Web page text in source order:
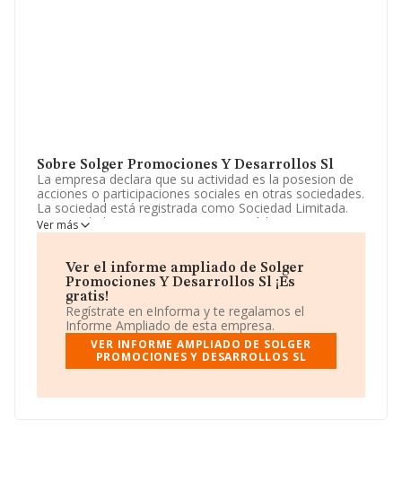
Sobre Solger Promociones Y Desarrollos Sl
La empresa declara que su actividad es la posesion de
acciones o participaciones sociales en otras sociedades.
La sociedad está registrada como Sociedad Limitada.
Su actividad CNAE es '%cnae%' con código 8210. La
empresa no tiene actividad en mercados exteriores.
Ha contado con el mismo número de profesionales y
teniendo en cuenta la información disponible en
INFORMA, ha dispuesto de un número de empleados
por debajo de la media de sector.
La empresaSolger Promociones y Desarrollos S.L
con NIF B84605245, se encuentra en Calle Leopoldo
Alas Clarin núm. 4 5 A, (28035), Madrid, Madrid.
En base a la información de la que dispone INFORMA
Ver más
Ver el informe ampliado de Solger
Promociones Y Desarrollos Sl ¡Es
gratis!
Regístrate en eInforma y te regalamos el
Informe Ampliado de esta empresa.
VER INFORME AMPLIADO DE SOLGER
PROMOCIONES Y DESARROLLOS SL